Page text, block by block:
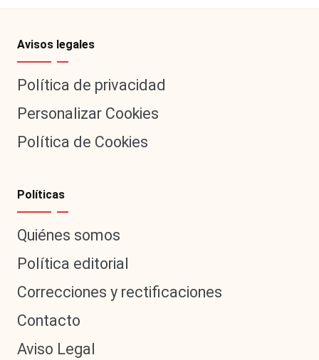
Avisos legales
Política de privacidad
Personalizar Cookies
Política de Cookies
Políticas
Quiénes somos
Política editorial
Correcciones y rectificaciones
Contacto
Aviso Legal